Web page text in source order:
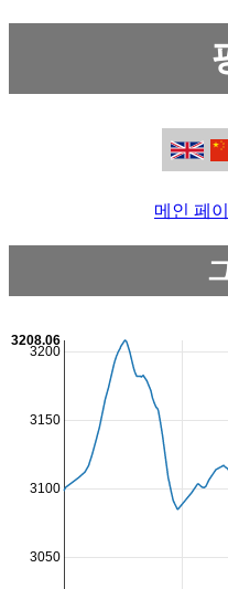
메인 페
3050
3100
3150
3200
3208.06